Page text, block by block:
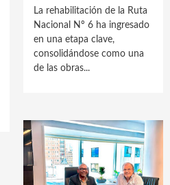
La rehabilitación de la Ruta
Nacional Nº 6 ha ingresado
en una etapa clave,
consolidándose como una
de las obras...